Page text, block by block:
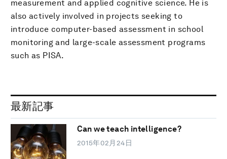
measurement and applied cognitive science. He is
also actively involved in projects seeking to
introduce computer-based assessment in school
monitoring and large-scale assessment programs
such as PISA.
最新記事
Can we teach intelligence?
2015年02月24日